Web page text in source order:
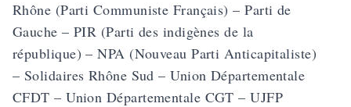
Rhône (Parti Communiste Français) – Parti de
Gauche – PIR (Parti des indigènes de la
république) – NPA (Nouveau Parti Anticapitaliste)
– Solidaires Rhône Sud – Union Départementale
CFDT – Union Départementale CGT – UJFP